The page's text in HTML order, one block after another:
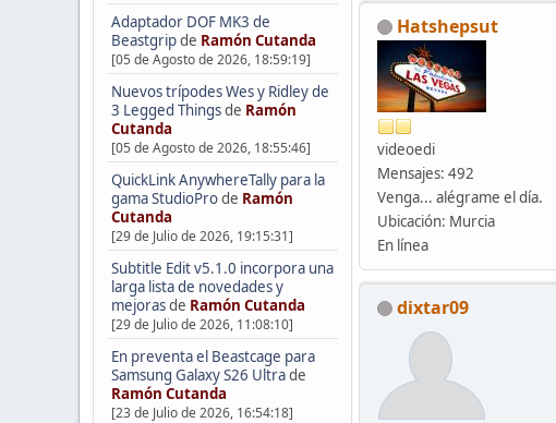
Adaptador DOF MK3 de
Beastgripde Ramón Cutanda
[05 de Agosto de 2026, 18:59:19]
Nuevos trípodes Wes y Ridley de
3 Legged Thingsde Ramón
Cutanda
[05 de Agosto de 2026, 18:55:46]
QuickLink AnywhereTally para la
gama StudioProde Ramón
Cutanda
[29 de Julio de 2026, 19:15:31]
Subtitle Edit v5.1.0 incorpora una
larga lista de novedades y
mejorasde Ramón Cutanda
[29 de Julio de 2026, 11:08:10]
En preventa el Beastcage para
Samsung Galaxy S26 Ultrade
Ramón Cutanda
[23 de Julio de 2026, 16:54:18]
Hatshepsut
videoedi
Mensajes: 492
Venga... alégrame el día.
Ubicación: Murcia
En línea
dixtar09